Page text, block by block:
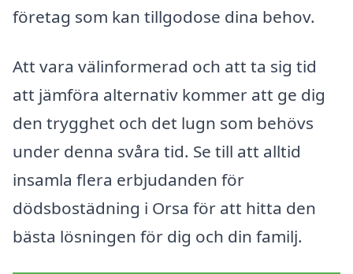
företag som kan tillgodose dina behov.
Att vara välinformerad och att ta sig tid
att jämföra alternativ kommer att ge dig
den trygghet och det lugn som behövs
under denna svåra tid. Se till att alltid
insamla flera erbjudanden för
dödsbostädning i Orsa för att hitta den
bästa lösningen för dig och din familj.